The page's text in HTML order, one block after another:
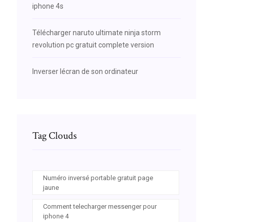
iphone 4s
Télécharger naruto ultimate ninja storm
revolution pc gratuit complete version
Inverser lécran de son ordinateur
Tag Clouds
Numéro inversé portable gratuit page
jaune
Comment telecharger messenger pour
iphone 4